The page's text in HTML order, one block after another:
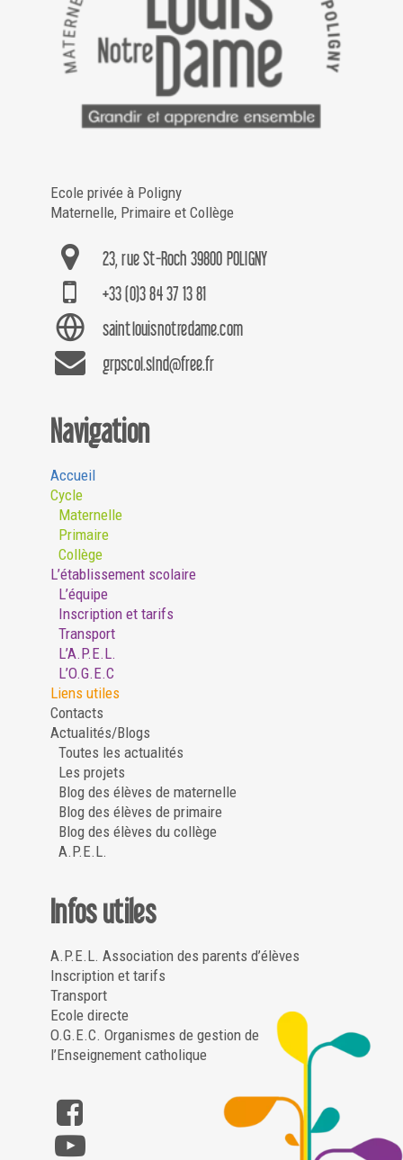
Ecole privée à Poligny
Maternelle, Primaire et Collège
23, rue St-Roch 39800 POLIGNY
+33 (0)3 84 37 13 81
saintlouisnotredame.com
grpscol.slnd@free.fr
Navigation
Accueil
Cycle
Maternelle
Primaire
Collège
L’établissement scolaire
L’équipe
Inscription et tarifs
Transport
L’A.P.E.L.
L’O.G.E.C
Liens utiles
Contacts
Actualités/Blogs
Toutes les actualités
Les projets
Blog des élèves de maternelle
Blog des élèves de primaire
Blog des élèves du collège
A.P.E.L.
Infos utiles
A.P.E.L. Association des parents d’élèves
Inscription et tarifs
Transport
Ecole directe
O.G.E.C. Organismes de gestion de
l’Enseignement catholique